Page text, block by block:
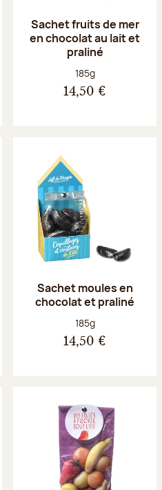
Sachet fruits de mer
en chocolat au lait et
praliné
Poids net :
185g
14,50 €
Sachet moules en
chocolat et praliné
Poids net :
185g
14,50 €